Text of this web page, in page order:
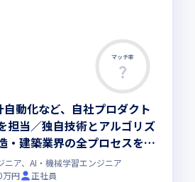
マッチ率
動化など、自社プロダクト
担当／独自技術とアルゴリズ
・建築業界の全プロセスを刷
をお任せします
ニア、AI・機械学習エンジニア
万円
正社員